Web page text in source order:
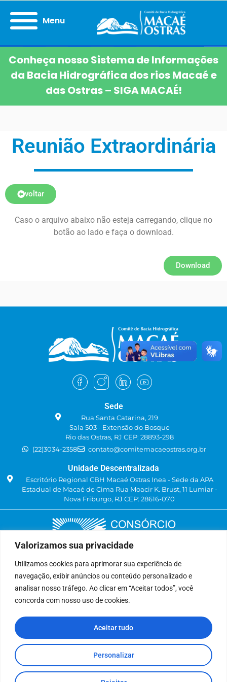
Valorizamos sua privacidade
Utilizamos cookies para aprimorar sua experiência de
navegação, exibir anúncios ou conteúdo personalizado e
analisar nosso tráfego. Ao clicar em “Aceitar todos”, você
concorda com nosso uso de cookies.
Personalizar
Aceitar tudo
Menu
Conheça nosso Sistema de Informações
da Bacia Hidrográfica dos rios Macaé e
das Ostras – SIGA MACAÉ!
Reunião Extraordinária
voltar
Caso o arquivo abaixo não esteja carregando, clique no
botão ao lado e faça o download.
Download
Sede
Rua Santa Catarina, 219
Sala 503 - Extensão do Bosque
Rio das Ostras, RJ CEP: 28893-298
(22)3034-2358
contato@comitemacaeostras.org.br
Unidade Descentralizada
Escritório Regional CBH Macaé Ostras Inea - Sede da APA
Estadual de Macaé de Cima Rua Moacir K. Brust, 11 Lumiar -
Nova Friburgo, RJ CEP: 28616-070
Delegatária (CILSJ)
Rua: Avenida Um, n° 01, Lote 01, Quadra 11
Bairro: Jardins de São Pedro
São Pedro da Aldeia, RJ
(22) 9 8841-2358
secretariaexecutiva@cilsj.org.br